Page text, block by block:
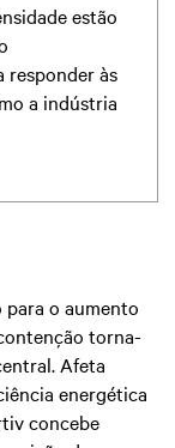
estão
às
a indústria
o aumento
torna-
Afeta
energética
concebe